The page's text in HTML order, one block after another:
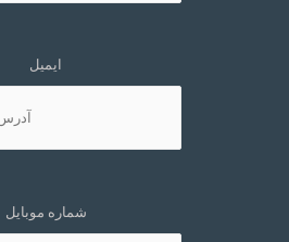
ایمیل
شماره موبایل